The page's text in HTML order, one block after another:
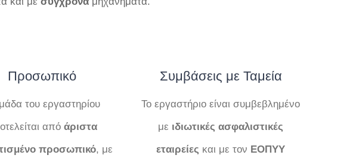
Προσωπικό
του εργαστηρίου
από άριστα
προσωπικό, με
Συμβάσεις με Ταμεία
Το εργαστήριο είναι συμβεβλημένο
με ιδιωτικές ασφαλιστικές
εταιρείες και με τον ΕΟΠΥΥ